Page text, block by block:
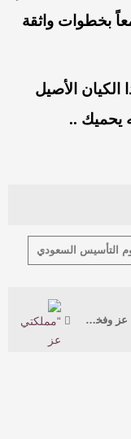
بخطوات واثقة
الأصيل
يحميك ..
التأسيس السعودي
“مملكتي عز وفخر ” للتشكيلية آلاء الغمراوي